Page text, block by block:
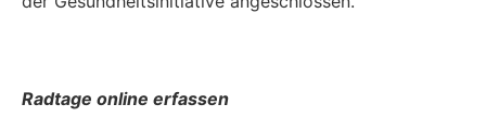
Radtage online erfassen